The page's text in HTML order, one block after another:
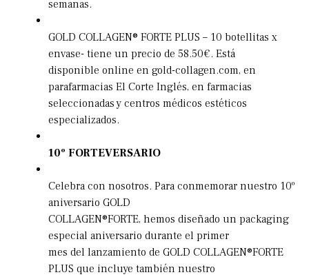
semanas.
GOLD COLLAGEN® FORTE PLUS – 10 botellitas x
envase- tiene un precio de 58.50€. Está
disponible online en gold-collagen.com, en
parafarmacias El Corte Inglés, en farmacias
seleccionadas y centros médicos estéticos
especializados.
10º FORTEVERSARIO
Celebra con nosotros. Para conmemorar nuestro 10º
aniversario GOLD
COLLAGEN®FORTE, hemos diseñado un packaging
especial aniversario durante el primer
mes del lanzamiento de GOLD COLLAGEN®FORTE
PLUS que incluye también nuestro